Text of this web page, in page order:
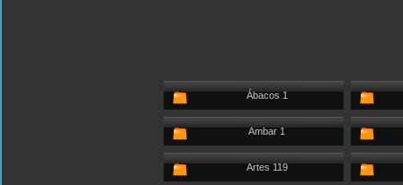
Ábacos 1
Ambar 1
Artes 119